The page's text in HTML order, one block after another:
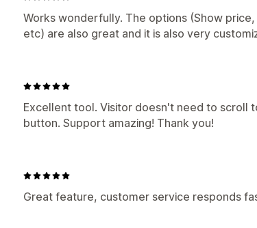
Works wonderfully. The options (Show
etc) are also great and it is also very
Excellent tool. Visitor doesn't need to scroll
button. Support amazing! Thank you!
Great feature, customer service responds